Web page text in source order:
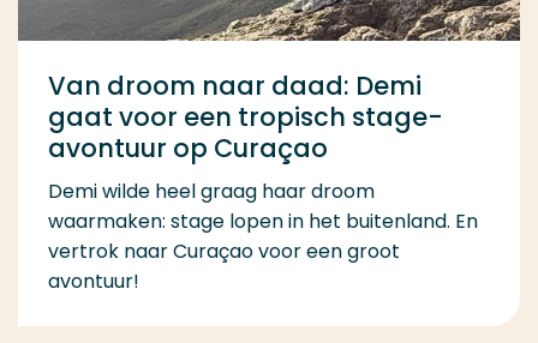
Van droom naar daad: Demi
gaat voor een tropisch stage-
avontuur op Curaçao
Demi wilde heel graag haar droom
waarmaken: stage lopen in het buitenland. En
vertrok naar Curaçao voor een groot
avontuur!